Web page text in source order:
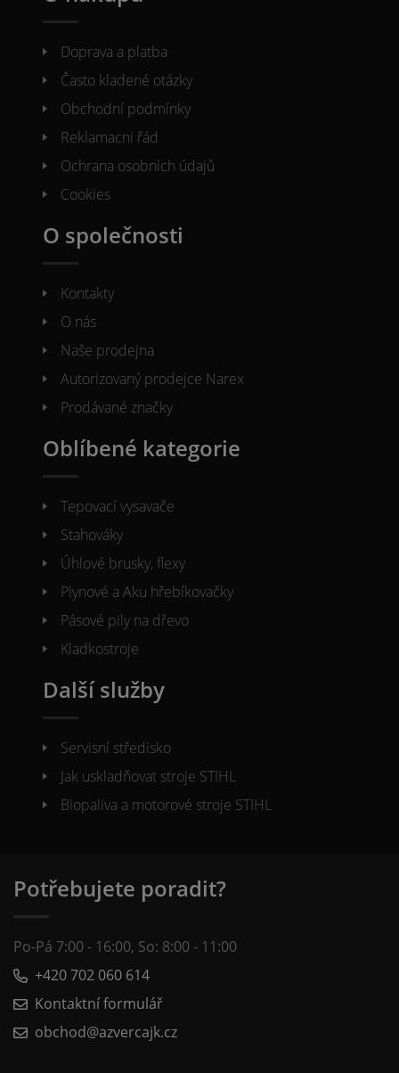
Doprava a platba
Často kladené otázky
Obchodní podmínky
Reklamacni řád
Ochrana osobních údajů
Cookies
O společnosti
Kontakty
O nás
Naše prodejna
Autorizovaný prodejce Narex
Prodávané značky
Oblíbené kategorie
Tepovací vysavače
Stahováky
Úhlové brusky, flexy
Plynové a Aku hřebíkovačky
Pásové pily na dřevo
Kladkostroje
Další služby
Servisní středisko
Jak uskladňovat stroje STIHL
Biopaliva a motorové stroje STIHL
Potřebujete poradit?
Po-Pá 7:00 - 16:00, So: 8:00 - 11:00
+420 702 060 614
Kontaktní formulář
obchod@azvercajk.cz